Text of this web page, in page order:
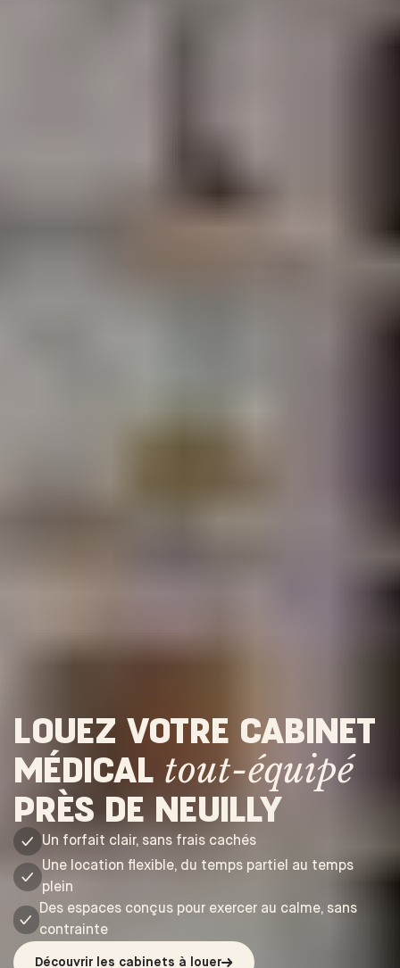
LOUEZ VOTRE CABINET
MÉDICAL tout-équipé
PRÈS DE NEUILLY
Un forfait clair, sans frais cachés
Une location flexible, du temps partiel au temps
plein
Des espaces conçus pour exercer au calme, sans
contrainte
Découvrir les cabinets à louer